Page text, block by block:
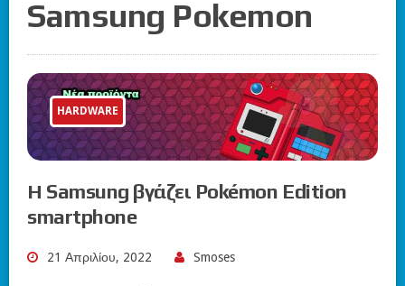
Samsung Pokemon
HARDWARE
Η Samsung βγάζει Pokémon Edition
smartphone
21 Απριλίου, 2022 Smoses